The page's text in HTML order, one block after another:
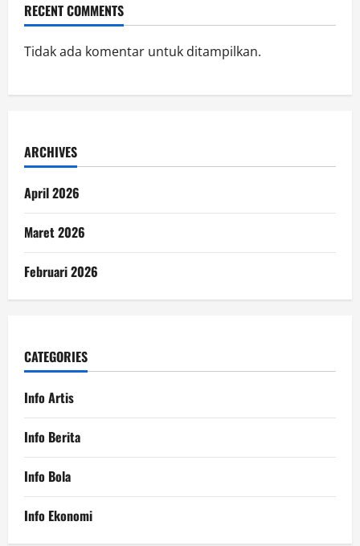
RECENT COMMENTS
Tidak ada komentar untuk ditampilkan.
ARCHIVES
April 2026
Maret 2026
Februari 2026
CATEGORIES
Info Artis
Info Berita
Info Bola
Info Ekonomi